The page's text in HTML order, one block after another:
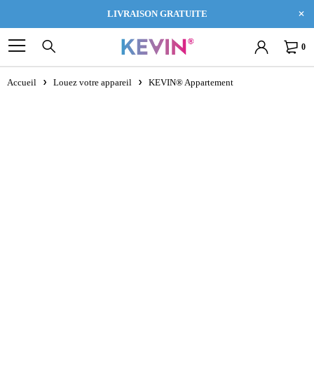
LIVRAISON GRATUITE
0
Accueil Louez votre appareil KEVIN® Appartement